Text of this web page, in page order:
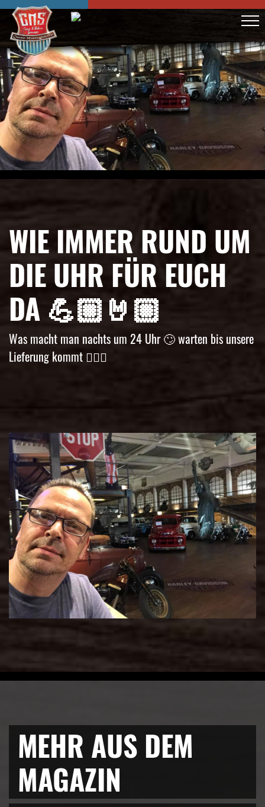
WIE IMMER RUND UM
DIE UHR FÜR EUCH
DA 💪🏼🤘🏼
Was macht man nachts um 24 Uhr 🙄 warten bis unsere
Lieferung kommt 🤷🏼‍♀️
MEHR AUS DEM
MAGAZIN